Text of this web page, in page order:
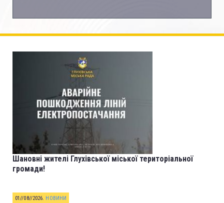
Шановні жителі Глухівської міської територіальної
громади!
01//08//2026. НОВИНИ